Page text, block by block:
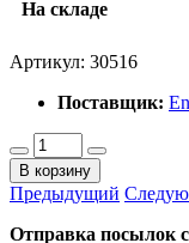
На складе
Артикул: 30516
Поставщик:
В корзину
Предыдущий
Отправка посылок